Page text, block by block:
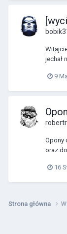
jechał
9
Opony
oraz
16
Strona główna